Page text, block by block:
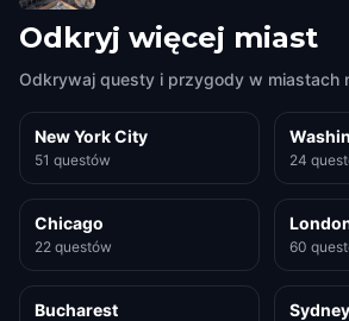
Odkryj więcej miast
Odkrywaj questy i przygody w miastach
New York City
51 questów 24
Chicago
22 questów 60
Bucharest Sydney